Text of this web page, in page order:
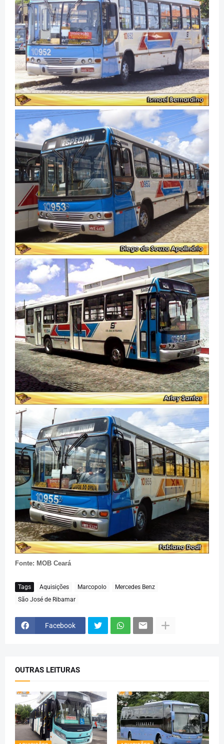
Fonte: MOB Ceará
Tags Aquisições Marcopolo
Mercedes Benz
São José de Ribamar
Facebook
OUTRAS LEITURAS